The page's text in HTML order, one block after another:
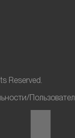
Reserved.
/